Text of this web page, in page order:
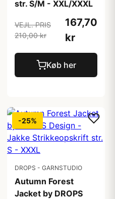
str. S/M - XXL/XXXL
VEJL. PRIS
210,00 kr
167,70
kr
Køb her
-25%
DROPS - GARNSTUDIO
Autumn Forest
Jacket by DROPS